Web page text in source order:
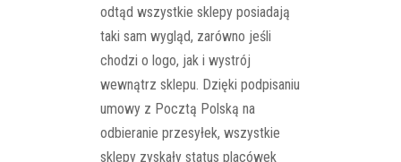
odtąd wszystkie sklepy posiadają
taki sam wygląd, zarówno jeśli
chodzi o logo, jak i wystrój
wewnątrz sklepu. Dzięki podpisaniu
umowy z Pocztą Polską na
odbieranie przesyłek, wszystkie
sklepy zyskały status placówek